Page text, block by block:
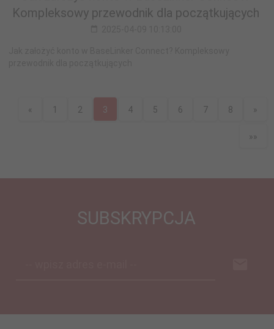
Kompleksowy przewodnik dla początkujących
« 1 2 3 4 5 6 7 8 »
»»
SUBSKRYPCJA